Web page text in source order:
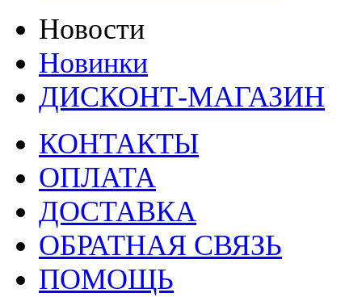
Новости
Новинки
ДИСКОНТ-МАГАЗИН
КОНТАКТЫ
ОПЛАТА
ДОСТАВКА
ОБРАТНАЯ СВЯЗЬ
ПОМОЩЬ